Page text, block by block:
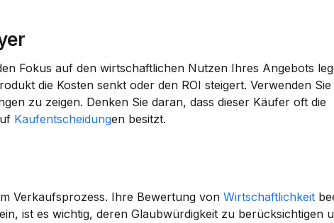
Fokus auf den wirtschaftlichen Nutzen Ihres Angebots
die Kosten senkt oder den ROI steigert. Verwenden
Kaufentscheidungen besitzt.
Verkaufsprozess. Ihre Bewertung von Wirtschaftlichkeit
ist es wichtig, deren Glaubwürdigkeit